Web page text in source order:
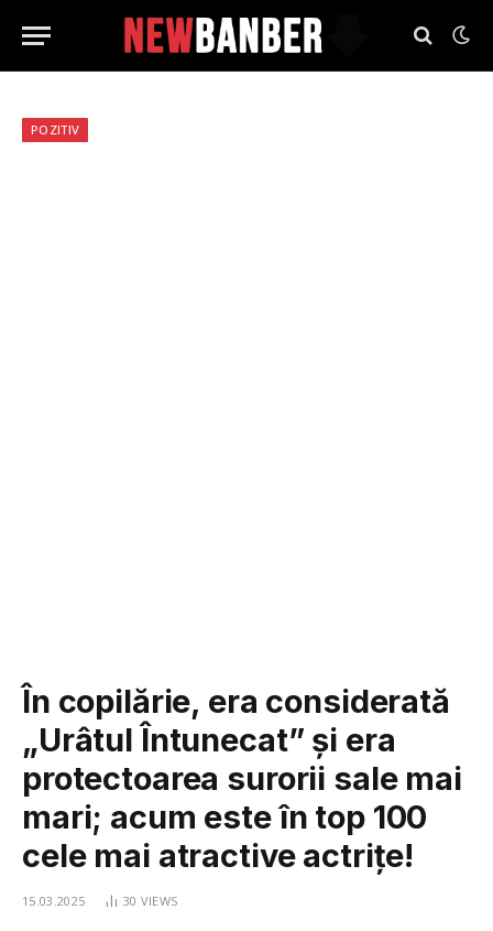
POZITIV
În copilărie, era considerată
„Urâtul Întunecat” și era
protectoarea surorii sale mai
mari; acum este în top 100
cele mai atractive actrițe!
15.03.2025 30 VIEWS